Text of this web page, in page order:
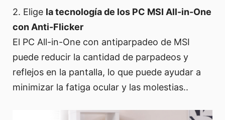
2. Elige la tecnología de los PC MSI All-in-One
con Anti-Flicker
El PC All-in-One con antiparpadeo de MSI
puede reducir la cantidad de parpadeos y
reflejos en la pantalla, lo que puede ayudar a
minimizar la fatiga ocular y las molestias..